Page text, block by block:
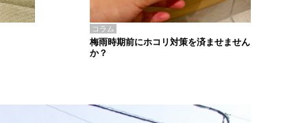
コラム
梅雨時期前にホコリ対策を済ませません
か？